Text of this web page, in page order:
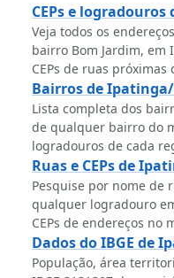
CEPs e
Veja todos os
bairro Bom Jardim,
CEPs de ruas próximas
Bairros de
Lista completa dos
de qualquer bairro do
logradouros de cada
Ruas e CEPs de
Pesquise por nome de
qualquer logradouro
CEPs de endereços no
Dados do IBGE de
População, área